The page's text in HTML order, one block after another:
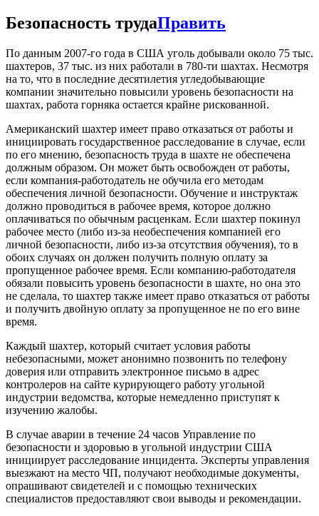
Безопасность трудаПравить
По данным 2007-го года в США уголь добывали около 75 тыс.
шахтеров, 37 тыс. из них работали в 780-ти шахтах. Несмотря
на то, что в последние десятилетия угледобывающие
компании значительно повысили уровень безопасности на
шахтах, работа горняка остается крайне рискованной.
Американский шахтер имеет право отказаться от работы и
инициировать государственное расследование в случае, если
по его мнению, безопасность труда в шахте не обеспечена
должным образом. Он может быть освобожден от работы,
если компания-работодатель не обучила его методам
обеспечения личной безопасности. Обучение и инструктаж
должно проводиться в рабочее время, которое должно
оплачиваться по обычным расценкам. Если шахтер покинул
рабочее место (либо из-за необеспечения компанией его
личной безопасности, либо из-за отсутствия обучения), то в
обоих случаях он должен получить полную оплату за
пропущенное рабочее время. Если компанию-работодателя
обязали повысить уровень безопасности в шахте, но она это
не сделала, то шахтер также имеет право отказаться от работы
и получить двойную оплату за пропущенное не по его вине
время.
Каждый шахтер, который считает условия работы
небезопасными, может анонимно позвонить по телефону
доверия или отправить электронное письмо в адрес
контролеров на сайте курирующего работу угольной
индустрии ведомства, которые немедленно приступят к
изучению жалобы.
В случае аварии в течение 24 часов Управление по
безопасности и здоровью в угольной индустрии США
инициирует расследование инцидента. Эксперты управления
выезжают на место ЧП, получают необходимые документы,
опрашивают свидетелей и с помощью технических
специалистов предоставляют свои выводы и рекомендации.